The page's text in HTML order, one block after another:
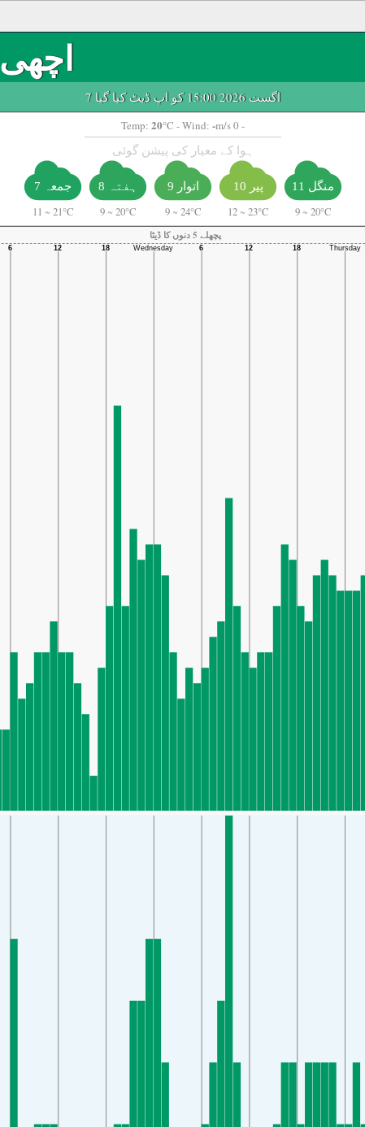
اچھی
7 اگست 2026 15:00 کو اپ ڈیٹ کیا گیا
Temp: 20°C - Wind: -m/s 0 -
ہوا کے معیار کی پیشن گوئی
جمعہ 7
11 ~ 21°C
ہفتہ 8
9 ~ 20°C
اتوار 9
9 ~ 24°C
پیر 10
12 ~ 23°C
منگل 11
9 ~ 20°C
پچھلے 5 دنوں کا ڈیٹا